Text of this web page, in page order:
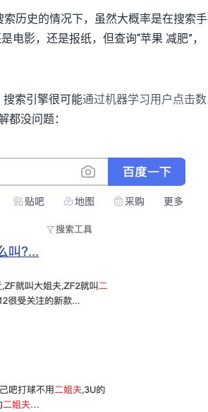
历史的情况下，虽然大概率是在搜索手
影，还是报纸，但查询“苹果 减肥”，
搜索引擎很可能通过机器学习用户点击数
都没问题：